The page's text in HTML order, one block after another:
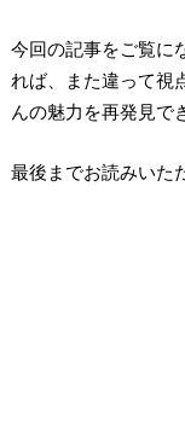
今回の記事をご覧に
れば、また違って視
んの魅力を再発見で
最後までお読みいた